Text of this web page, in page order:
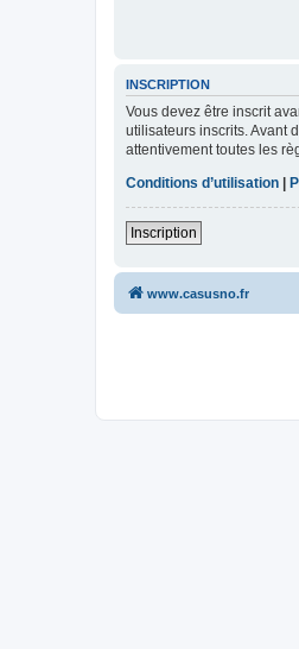
INSCRIPTION
Vous devez être inscrit
utilisateurs inscrits. Avant
attentivement toutes les
Conditions d’utilisation
Inscription
www.casusno.fr